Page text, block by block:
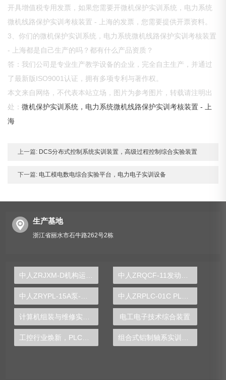
开具增值税专用发票，如果您需要开微机保护实训系统，电力系统
微机线路保护实训考核装置 - 上海的发票，您需要提供开票资料。
3、你们的微机保护实训系统，电力系统微机线路保护实训考核装置
- 上海都是自己生产的吗？都有什么产品资质？
答：我们公司是专业生产教学设备的企业，完全自主生产，并通过
了最新版ISO9001认证，拥有多项专利与著作权。
本文来自网络，不代表本站立场，图片为参考图片，转载请注明出
处：微机保护实训系统，电力系统微机线路保护实训考核装置 - 上
海
上一篇: DCS分布式控制系统实训装置，高级过程控制综合实验装置
下一篇: 电工模电数电综合实验平台，电力电子实训设备
生产基地
浙江省丽水市石牛路262号2栋
电工电子技术综合装置